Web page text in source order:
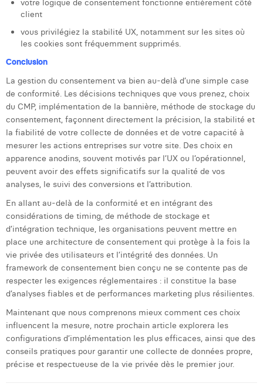
votre logique de consentement fonctionne entièrement côté
client
vous privilégiez la stabilité UX, notamment sur les sites où
les cookies sont fréquemment supprimés.
Conclusion
La gestion du consentement va bien au-delà d’une simple case
de conformité. Les décisions techniques que vous prenez, choix
du CMP, implémentation de la bannière, méthode de stockage du
consentement, façonnent directement la précision, la stabilité et
la fiabilité de votre collecte de données et de votre capacité à
mesurer les actions entreprises sur votre site. Des choix en
apparence anodins, souvent motivés par l’UX ou l’opérationnel,
peuvent avoir des effets significatifs sur la qualité de vos
analyses, le suivi des conversions et l’attribution.
En allant au-delà de la conformité et en intégrant des
considérations de timing, de méthode de stockage et
d’intégration technique, les organisations peuvent mettre en
place une architecture de consentement qui protège à la fois la
vie privée des utilisateurs et l’intégrité des données. Un
framework de consentement bien conçu ne se contente pas de
respecter les exigences réglementaires : il constitue la base
d’analyses fiables et de performances marketing plus résilientes.
Maintenant que nous comprenons mieux comment ces choix
influencent la mesure, notre prochain article explorera les
configurations d’implémentation les plus efficaces, ainsi que des
conseils pratiques pour garantir une collecte de données propre,
précise et respectueuse de la vie privée dès le premier jour.